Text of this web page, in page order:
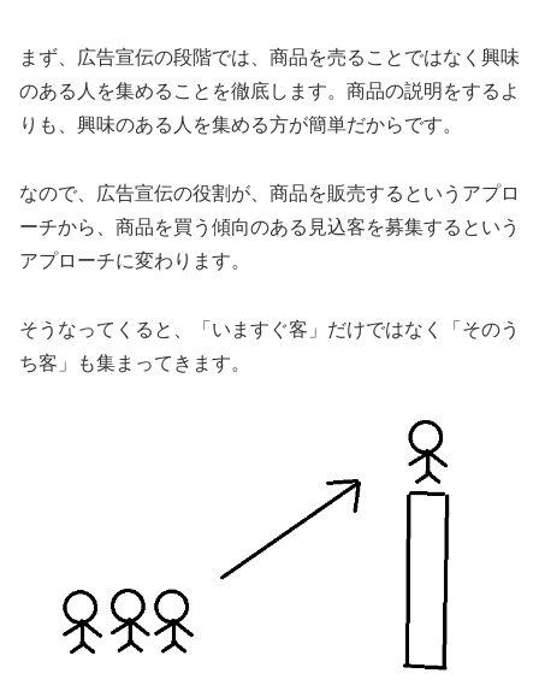
まず、広告宣伝の段階では、商品を売ることではなく興味
のある人を集めることを徹底します。商品の説明をするよ
りも、興味のある人を集める方が簡単だからです。
なので、広告宣伝の役割が、商品を販売するというアプロ
ーチから、商品を買う傾向のある見込客を募集するという
アプローチに変わります。
そうなってくると、「いますぐ客」だけではなく「そのう
ち客」も集まってきます。